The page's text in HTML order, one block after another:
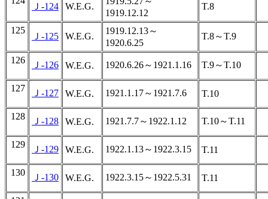
Ｊ-124 W.E.G.
1919.12.12
T.8
125
Ｊ-125 W.E.G.
1919.12.13～
1920.6.25
T.8～T.9
126 Ｊ-126 W.E.G. 1920.6.26～1921.1.16 T.9～T.10
127 Ｊ-127 W.E.G. 1921.1.17～1921.7.6 T.10
128 Ｊ-128 W.E.G. 1921.7.7～1922.1.12 T.10～T.11
129 Ｊ-129 W.E.G. 1922.1.13～1922.3.15 T.11
130 Ｊ-130 W.E.G. 1922.3.15～1922.5.31 T.11